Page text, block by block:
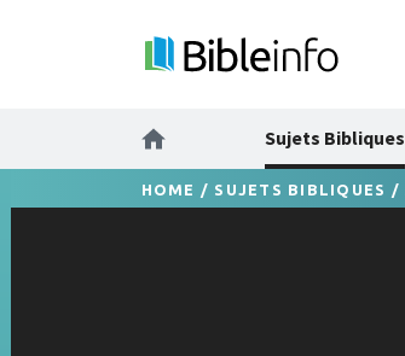
Sujets Bibliques
HOME / SUJETS BIBLIQUES /